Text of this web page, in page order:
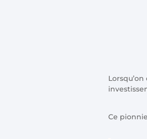
Ce